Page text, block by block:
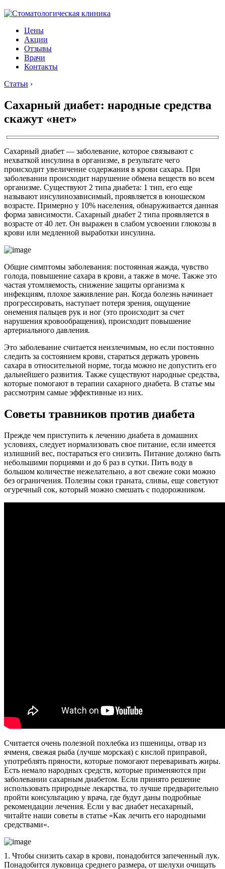
Цены
Акции
Отзывы
Врачи
Контакты
Статьи ›
Сахарный диабет: народные средства
скажут «нет»
Сахарный диабет — заболевание, которое связывают с
нехваткой инсулина в организме, в результате чего
происходит увеличение содержания в крови сахара. При
заболевании происходит нарушение обмена веществ во всем
организме. Существуют 2 типа диабета: 1 тип, его еще
называют инсулинозависимый, проявляется в юношеском
возрасте. Примерно у 10% населения, обнаруживается данная
форма зависимости. Сахарный диабет 2 типа проявляется в
возрасте от 40 лет. Он выражен в слабом усвоении глюкозы в
крови или медленной выработки инсулина.
Общие симптомы заболевания: постоянная жажда, чувство
голода, повышение сахара в крови, а также в моче. Также это
частая утомляемость, снижение защиты организма к
инфекциям, плохое заживление ран. Когда болезнь начинает
прогрессировать, наступает потеря зрения, ощущение
онемения пальцев рук и ног (это происходит за счет
нарушения кровообращения), происходит повышение
артериального давления.
Это заболевание считается неизлечимым, но если постоянно
следить за состоянием крови, стараться держать уровень
сахара в относительной норме, тогда можно не допустить его
дальнейшего развития. Также существуют народные средства,
которые помогают в терапии сахарного диабета. В статье мы
рассмотрим самые эффективные из них.
Советы травников против диабета
Прежде чем приступить к лечению диабета в домашних
условиях, следует нормализовать свое питание, если имеется
излишний вес, постараться его снизить. Питание должно быть
небольшими порциями и до 6 раз в сутки. Пить воду в
большом количестве нежелательно, а вот свежие соки можно
без ограничения. Полезны соки граната, сливы, еще советуют
огуречный сок, который можно смешать с подорожником.
Считается очень полезной похлебка из пшеницы, отвар из
ячменя, свежая рыба (лучше морская) с кислой приправой,
употреблять пряности, которые помогают переваривать жиры.
Есть немало народных средств, которые применяются при
заболевании сахарным диабетом. Если принято решение
использовать природные лекарства, то лучше предварительно
пройти консультацию у врача, где будут даны подробные
рекомендации лечения. Если у вас диабет несахарный,
читайте наши советы в статье «Как лечить его народными
средствами«.
1. Чтобы снизить сахар в крови, понадобится запеченный лук.
Понадобится луковица среднего размера, от шелухи очищать